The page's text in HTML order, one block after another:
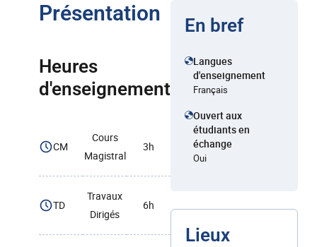
Présentation
Heures
d'enseignement
CM
Cours
Magistral
3h
TD
Travaux
Dirigés
6h
En bref
Langues
d'enseignement
Français
Ouvert aux
étudiants en
échange
Oui
Lieux